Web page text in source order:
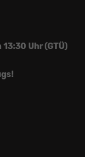
Uhr (GTÜ)